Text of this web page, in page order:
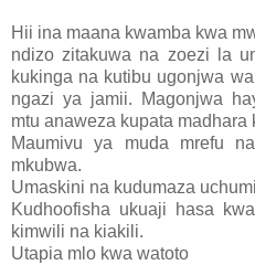
Hii ina maana kwamba kwa
ndizo zitakuwa na zoezi la
kukinga na kutibu ugonjwa
ngazi ya jamii. Magonjwa
mtu anaweza kupata madhara
Maumivu ya muda mrefu
mkubwa.
Umaskini na kudumaza
Kudhoofisha ukuaji hasa
kimwili na kiakili.
Utapia mlo kwa watoto